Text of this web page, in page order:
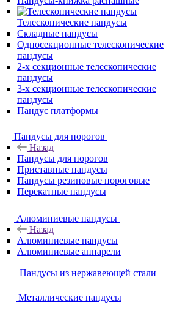
Телескопические пандусы
Складные пандусы
Односекционные телескопические
пандусы
2-х секционные телескопические
пандусы
3-х секционные телескопические
пандусы
Пандус платформы
Пандусы для порогов
Назад
Пандусы для порогов
Приставные пандусы
Пандусы резиновые пороговые
Перекатные пандусы
Алюминиевые пандусы
Назад
Алюминиевые пандусы
Алюминиевые аппарели
Пандусы из нержавеющей стали
Металлические пандусы